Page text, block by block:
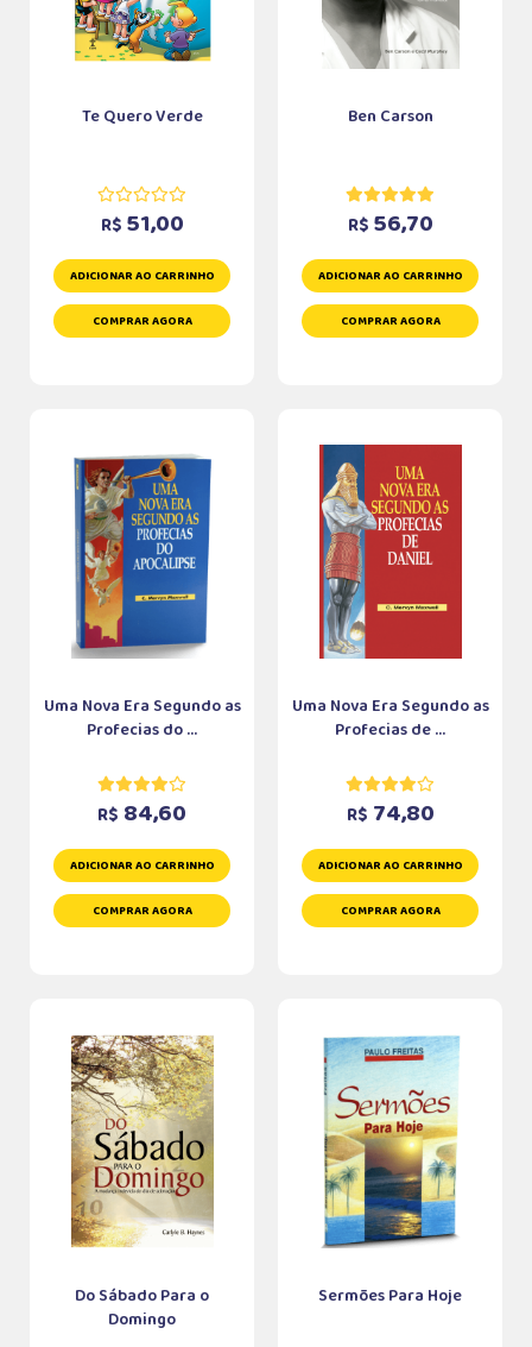
Te Quero Verde
R$ 51,00
ADICIONAR AO CARRINHO
COMPRAR AGORA
Ben Carson
R$ 56,70
ADICIONAR AO CARRINHO
COMPRAR AGORA
Uma Nova Era Segundo as
Profecias do ...
R$ 84,60
ADICIONAR AO CARRINHO
COMPRAR AGORA
Uma Nova Era Segundo as
Profecias de ...
R$ 74,80
ADICIONAR AO CARRINHO
COMPRAR AGORA
Do Sábado Para o
Domingo
Sermões Para Hoje